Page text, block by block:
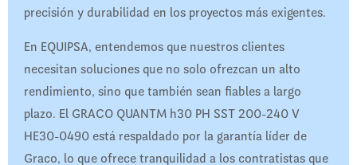
precisión y durabilidad en los proyectos más exigentes.
En EQUIPSA, entendemos que nuestros clientes
necesitan soluciones que no solo ofrezcan un alto
rendimiento, sino que también sean fiables a largo
plazo. El GRACO QUANTM h30 PH SST 200-240 V
HE30-0490 está respaldado por la garantía líder de
Graco, lo que ofrece tranquilidad a los contratistas que